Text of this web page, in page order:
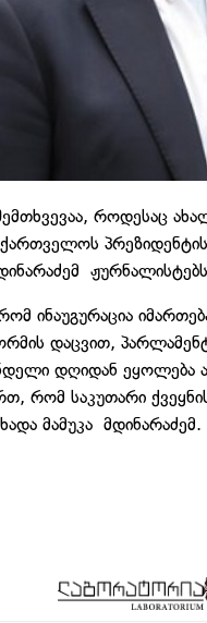
როდესაც
პრეზიდენტის
ინაუგურაცია
დაცვით,
დღიდან ეყოლება
რომ საკუთარი
მამუკა მდინარაძემ.